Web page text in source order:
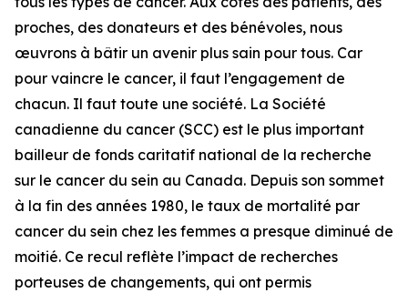
proches, des donateurs et des bénévoles, nous
œuvrons à bâtir un avenir plus sain pour tous. Car
pour vaincre le cancer, il faut l’engagement de
chacun. Il faut toute une société. La Société
canadienne du cancer (SCC) est le plus important
bailleur de fonds caritatif national de la recherche
sur le cancer du sein au Canada. Depuis son sommet
à la fin des années 1980, le taux de mortalité par
cancer du sein chez les femmes a presque diminué de
moitié. Ce recul reflète l’impact de recherches
porteuses de changements, qui ont permis